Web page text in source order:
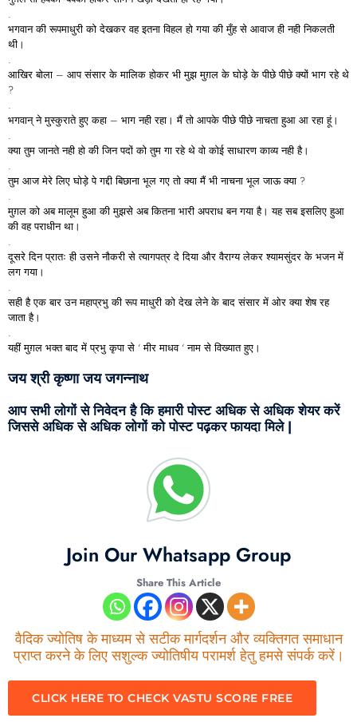
.
भगवान की रूपमाधुरी को देखकर वह इतना विहल हो गया की मुँह से आवाज ही नही निकलती
थी।
.
आखिर बोला – आप संसार के मालिक होकर भी मुझ मुग़ल के घोड़े के पीछे पीछे क्यों भाग रहे थे
?
.
भगवान् ने मुस्कुराते हुए कहा – भाग नही रहा। मैं तो आपके पीछे पीछे नाचता हुआ आ रहा हूं।
.
क्या तुम जानते नही हो की जिन पदों को तुम गा रहे थे वो कोई साधारण काव्य नही है।
.
तुम आज मेरे लिए घोड़े पे गद्दी बिछाना भूल गए तो क्या मैं भी नाचना भूल जाऊ क्या ?
.
मुग़ल को अब मालूम हुआ की मुझसे अब कितना भारी अपराध बन गया है। यह सब इसलिए हुआ
की वह पराधीन था।
.
दूसरे दिन प्रातः ही उसने नौकरी से त्यागपत्र दे दिया और वैराग्य लेकर श्यामसुंदर के भजन में
लग गया।
.
सही है एक बार उन महाप्रभु की रूप माधुरी को देख लेने के बाद संसार में ओर क्या शेष रह
जाता है।
.
यहीं मुग़ल भक्त बाद में प्रभु कृपा से ‘ मीर माधव ‘ नाम से विख्यात हुए।
जय श्री कृष्णा जय जगन्नाथ
आप सभी लोगों से निवेदन है कि हमारी पोस्ट अधिक से अधिक शेयर करें
जिससे अधिक से अधिक लोगों को पोस्ट पढ़कर फायदा मिले |
Join Our Whatsapp Group
Share This Article
वैदिक ज्योतिष के माध्यम से सटीक मार्गदर्शन और व्यक्तिगत समाधान
प्राप्त करने के लिए सशुल्क ज्योतिषीय परामर्श हेतु हमसे संपर्क करें।
CLICK HERE TO CHECK VASTU SCORE FREE